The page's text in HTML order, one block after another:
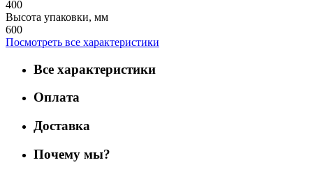
400
Высота упаковки, мм
600
Посмотреть все характеристики
Все характеристики
Оплата
Доставка
Почему мы?